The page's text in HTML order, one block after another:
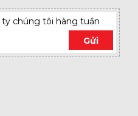
chúng tôi hàng tuần
Gửi